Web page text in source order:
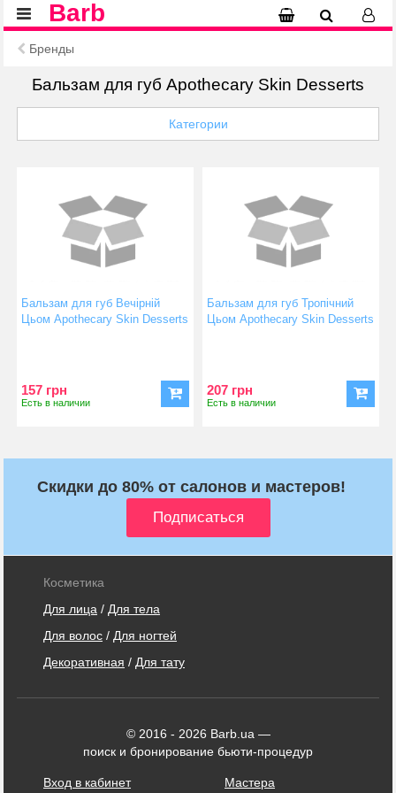
Barb
Бренды
Бальзам для губ Apothecary Skin Desserts
Категории
Бальзам для губ Вечірній
Цьом Apothecary Skin Desserts
157 грн
Есть в наличии
Бальзам для губ Тропічний
Цьом Apothecary Skin Desserts
207 грн
Есть в наличии
Скидки до 80% от салонов и мастеров!
Косметика
Для лица / Для тела
Для волос / Для ногтей
Декоративная / Для тату
© 2016 - 2026 Barb.ua —
поиск и бронирование бьюти-процедур
Вход в кабинет Мастера